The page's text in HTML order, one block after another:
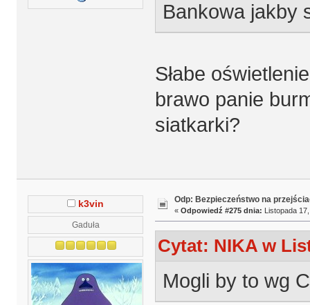
Bankowa jakby
Słabe
brawo panie
siatkarki?
k3vin
Gaduła
Odp: Bezpieczeństwo na
« Odpowiedź #275 dnia: Listopada
Cytat: NIKA w
Mogli by to wg